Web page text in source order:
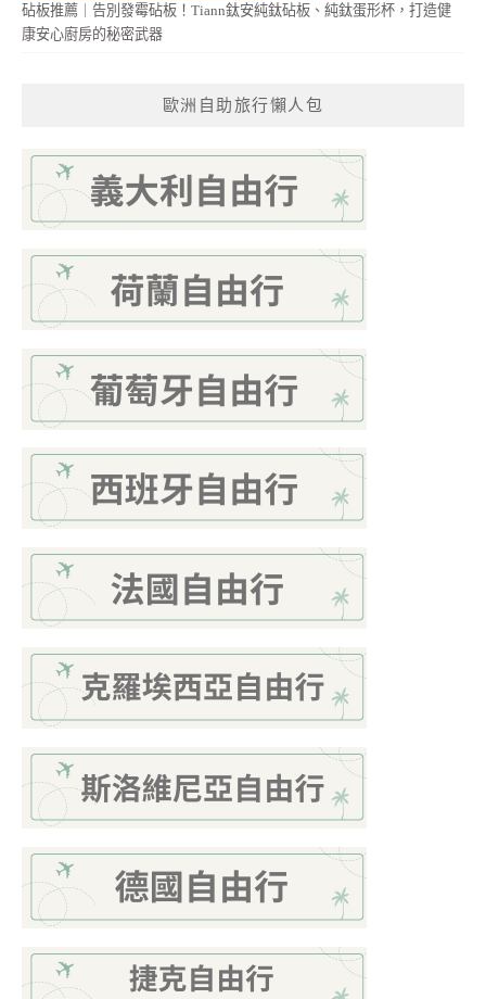
砧板推薦｜告別發霉砧板！Tiann鈦安純鈦砧板、純鈦蛋形杯，打造健
康安心廚房的秘密武器
歐洲自助旅行懶人包